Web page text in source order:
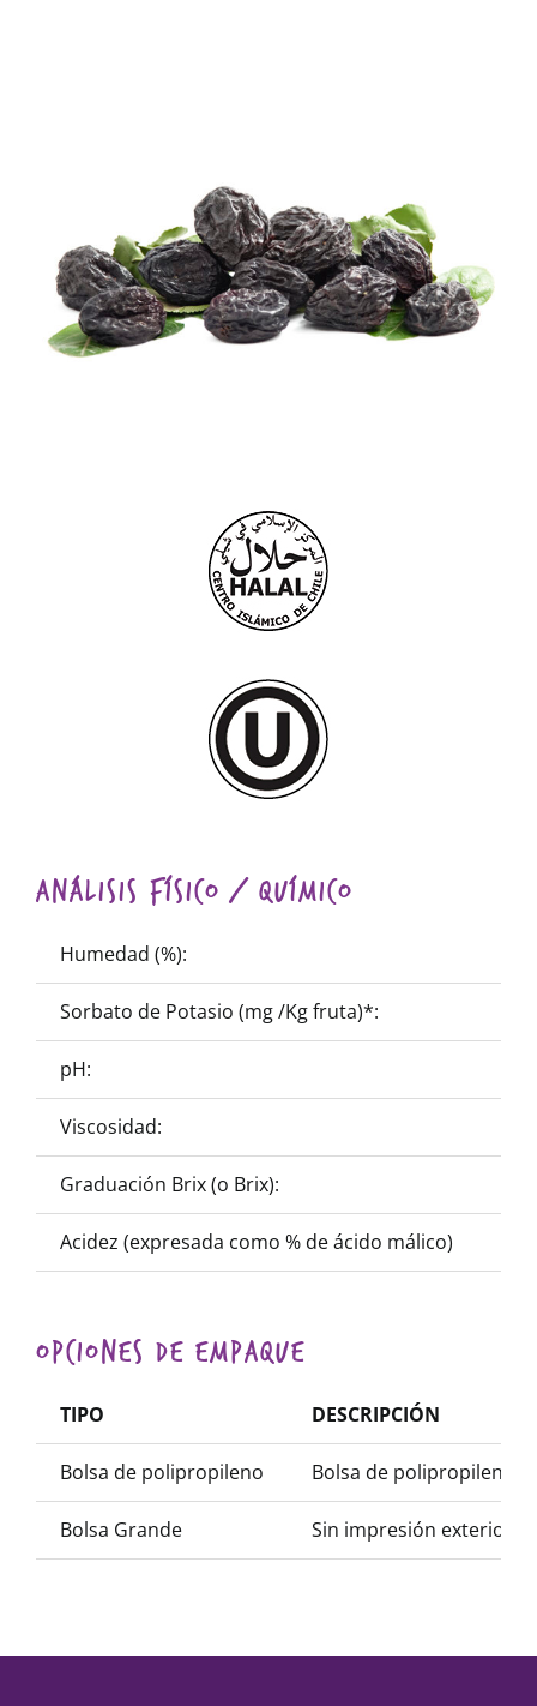
Análisis Físico / Químico
Humedad (%):
Sorbato de Potasio (mg /Kg fruta)*:
pH:
Viscosidad:
Graduación Brix (o Brix):
Acidez (expresada como % de ácido málico)
Opciones de Empaque
TIPO DESCRIPCIÓN
Bolsa de polipropileno Bolsa de polipropileno
Bolsa Grande Sin impresión exterior